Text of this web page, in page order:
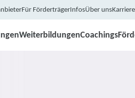
Für FörderträgerInfosÜber unsKarriere
WeiterbildungenCoachings